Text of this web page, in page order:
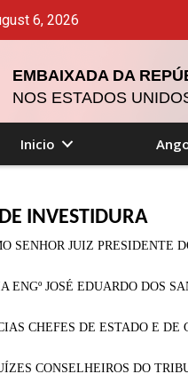
6, 2026
EMBAIXADA DA
NOS ESTADOS
Inicio
INVESTIDURA
SENHOR JUIZ PRESIDENTE
ENGº JOSÉ EDUARDO DOS
CHEFES DE ESTADO E DE
CONSELHEIROS DO